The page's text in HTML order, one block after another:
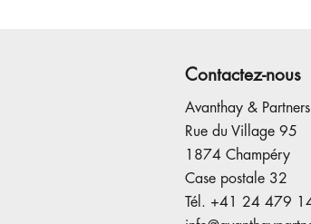
Contactez-nous
Avanthay &
Rue du Village 95
1874 Champéry
Case postale 32
Tél. +41 24 479